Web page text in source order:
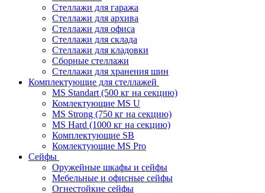
Стеллажи для гаража
Стеллажи для архива
Стеллажи для офиса
Стеллажи для склада
Стеллажи для кладовки
Сборные стеллажи
Стеллажи для хранения шин
Комплектующие для стеллажей
MS Standart (500 кг на секцию)
Комлектующие MS U
MS Strong (750 кг на секцию)
MS Hard (1000 кг на секцию)
Комплектующие SB
Комлектующие MS Pro
Сейфы
Оружейные шкафы и сейфы
Мебельные и офисные сейфы
Огнестойкие сейфы